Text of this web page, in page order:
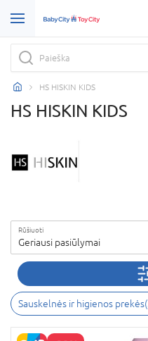
HS HISKIN KIDS
HS HISKIN KIDS
Rūšiuoti
Geriausi pasiūlymai
Sauskelnės ir higienos prekės(